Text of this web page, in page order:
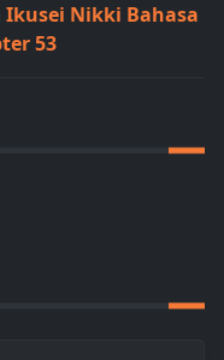
Ikusei Nikki Bahasa
53